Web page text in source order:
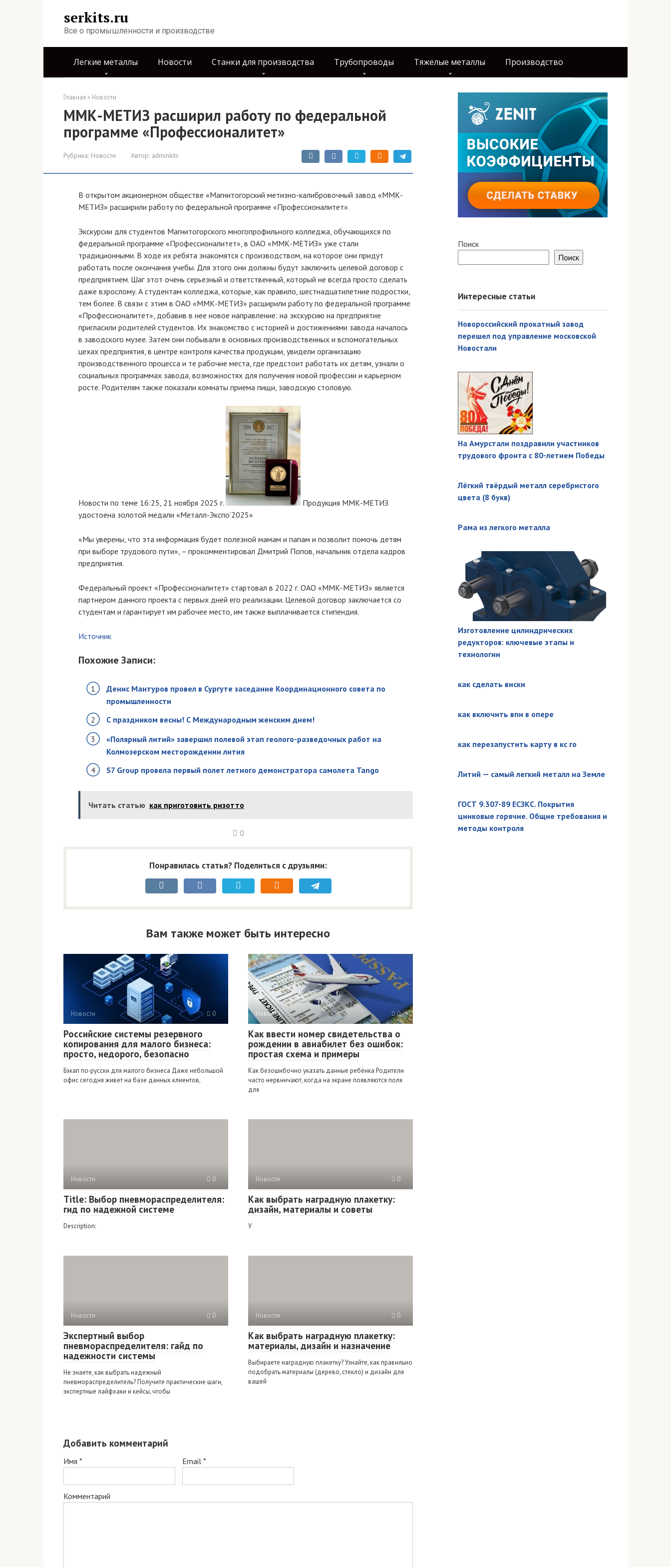
serkits.ru
Все о промышленности и производстве
Легкие металлы Новости Станки для производства Трубопроводы Тяжелые металлы Производство
Главная » Новости
ММК-МЕТИЗ расширил работу по федеральной
программе «Профессионалитет»
Рубрика: Новости Автор: adminkits
В открытом акционерном обществе «Магнитогорский метизно-калибровочный завод «ММК-
МЕТИЗ» расширили работу по федеральной программе «Профессионалитет».
Экскурсии для студентов Магнитогорского многопрофильного колледжа, обучающихся по
федеральной программе «Профессионалитет», в ОАО «ММК-МЕТИЗ» уже стали
традиционными. В ходе их ребята знакомятся с производством, на которое они придут
работать после окончания учебы. Для этого они должны будут заключить целевой договор с
предприятием. Шаг этот очень серьезный и ответственный, который не всегда просто сделать
даже взрослому. А студентам колледжа, которые, как правило, шестнадцатилетние подростки,
тем более. В связи с этим в ОАО «ММК-МЕТИЗ» расширили работу по федеральной программе
«Профессионалитет», добавив в нее новое направление: на экскурсию на предприятие
пригласили родителей студентов. Их знакомство с историей и достижениями завода началось
в заводского музее. Затем они побывали в основных производственных и вспомогательных
цехах предприятия, в центре контроля качества продукции, увидели организацию
производственного процесса и те рабочие места, где предстоит работать их детям, узнали о
социальных программах завода, возможностях для получения новой профессии и карьерном
росте. Родителям также показали комнаты приема пищи, заводскую столовую.
Новости по теме 16:25, 21 ноября 2025 г.
Продукция ММК-МЕТИЗ
удостоена золотой медали «Металл-Экспо’2025»
«Мы уверены, что эта информация будет полезной мамам и папам и позволит помочь детям
при выборе трудового пути», – прокомментировал Дмитрий Попов, начальник отдела кадров
предприятия.
Федеральный проект «Профессионалитет» стартовал в 2022 г. ОАО «ММК-МЕТИЗ» является
партнером данного проекта с первых дней его реализации. Целевой договор заключается со
студентам и гарантирует им рабочее место, им также выплачивается стипендия.
Источник
Похожие Записи:
Денис Мантуров провел в Сургуте заседание Координационного совета по
промышленности
С праздником весны! С Международным женским днем!
«Полярный литий» завершил полевой этап геолого-разведочных работ на
Колмозерском месторождении лития
S7 Group провела первый полет летного демонстратора самолета Tango
Читать статью как приготовить ризотто
0
Понравилась статья? Поделиться с друзьями:
Вам также может быть интересно
Новости 0
Российские системы резервного
копирования для малого бизнеса:
просто, недорого, безопасно
Бэкап по‑русски для малого бизнеса Даже небольшой
офис сегодня живет на базе данных клиентов,
Новости 0
Как ввести номер свидетельства о
рождении в авиабилет без ошибок:
простая схема и примеры
Как безошибочно указать данные ребёнка Родители
часто нервничают, когда на экране появляются поля
для
Новости 0
Title: Выбор пневмораспределителя:
гид по надежной системе
Description:
Новости 0
Как выбрать наградную плакетку:
дизайн, материалы и советы
У
Новости 0
Экспертный выбор
пневмораспределителя: гайд по
надежности системы
Не знаете, как выбрать надежный
пневмораспределитель? Получите практические шаги,
экспертные лайфхаки и кейсы, чтобы
Новости 0
Как выбрать наградную плакетку:
материалы, дизайн и назначение
Выбираете наградную плакетку? Узнайте, как правильно
подобрать материалы (дерево, стекло) и дизайн для
вашей
Добавить комментарий
Имя * Email *
Комментарий
Поиск
Поиск
Интересные статьи
Новороссийский прокатный завод
перешел под управление московской
Новостали
На Амурстали поздравили участников
трудового фронта с 80-летием Победы
Лёгкий твёрдый металл серебристого
цвета (8 букв)
Рама из легкого металла
Изготовление цилиндрических
редукторов: ключевые этапы и
технологии
как сделать виски
как включить впн в опере
как перезапустить карту в кс го
Литий — самый легкий металл на Земле
ГОСТ 9.307-89 ЕСЗКС. Покрытия
цинковые горячие. Общие требования и
методы контроля